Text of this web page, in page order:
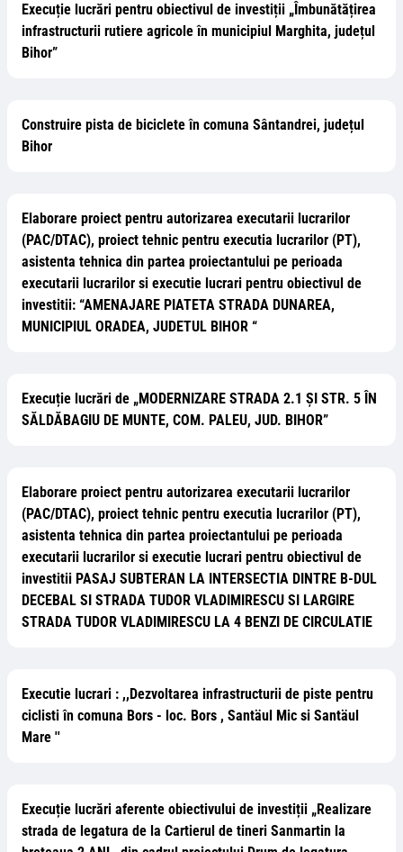
Execuție lucrări pentru obiectivul de investiții „Îmbunătățirea
infrastructurii rutiere agricole în municipiul Marghita, județul
Bihor”
Construire pista de biciclete în comuna Sântandrei, județul
Bihor
Elaborare proiect pentru autorizarea executarii lucrarilor
(PAC/DTAC), proiect tehnic pentru executia lucrarilor (PT),
asistenta tehnica din partea proiectantului pe perioada
executarii lucrarilor si executie lucrari pentru obiectivul de
investitii: “AMENAJARE PIATETA STRADA DUNAREA,
MUNICIPIUL ORADEA, JUDETUL BIHOR “
Execuție lucrări de „MODERNIZARE STRADA 2.1 ȘI STR. 5 ÎN
SĂLDĂBAGIU DE MUNTE, COM. PALEU, JUD. BIHOR”
Elaborare proiect pentru autorizarea executarii lucrarilor
(PAC/DTAC), proiect tehnic pentru executia lucrarilor (PT),
asistenta tehnica din partea proiectantului pe perioada
executarii lucrarilor si executie lucrari pentru obiectivul de
investitii PASAJ SUBTERAN LA INTERSECTIA DINTRE B-DUL
DECEBAL SI STRADA TUDOR VLADIMIRESCU SI LARGIRE
STRADA TUDOR VLADIMIRESCU LA 4 BENZI DE CIRCULATIE
Executie lucrari : ,,Dezvoltarea infrastructurii de piste pentru
ciclisti în comuna Bors - loc. Bors , Santäul Mic si Santäul
Mare ''
Execuție lucrări aferente obiectivului de investiții „Realizare
strada de legatura de la Cartierul de tineri Sanmartin la